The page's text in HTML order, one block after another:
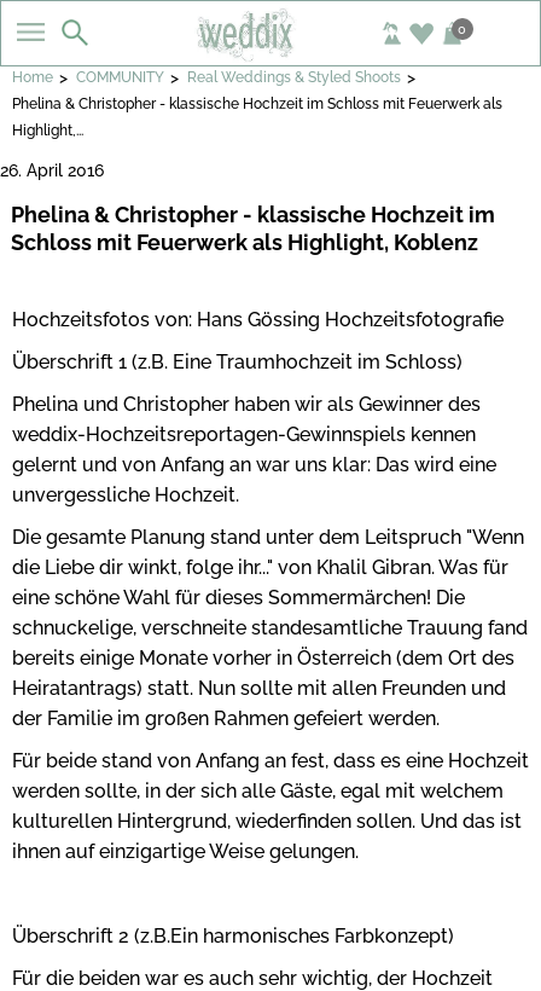
0
Home > COMMUNITY > Real Weddings & Styled Shoots >
Phelina & Christopher - klassische Hochzeit im Schloss mit Feuerwerk als
Highlight,...
26. April 2016
Phelina & Christopher - klassische Hochzeit im
Schloss mit Feuerwerk als Highlight, Koblenz
Hochzeitsfotos von: Hans Gössing Hochzeitsfotografie
Überschrift 1 (z.B. Eine Traumhochzeit im Schloss)
Phelina und Christopher haben wir als Gewinner des
weddix-Hochzeitsreportagen-Gewinnspiels kennen
gelernt und von Anfang an war uns klar: Das wird eine
unvergessliche Hochzeit.
Die gesamte Planung stand unter dem Leitspruch "Wenn
die Liebe dir winkt, folge ihr..." von Khalil Gibran. Was für
eine schöne Wahl für dieses Sommermärchen! Die
schnuckelige, verschneite standesamtliche Trauung fand
bereits einige Monate vorher in Österreich (dem Ort des
Heiratantrags) statt. Nun sollte mit allen Freunden und
der Familie im großen Rahmen gefeiert werden.
Für beide stand von Anfang an fest, dass es eine Hochzeit
werden sollte, in der sich alle Gäste, egal mit welchem
kulturellen Hintergrund, wiederfinden sollen. Und das ist
ihnen auf einzigartige Weise gelungen.
Überschrift 2 (z.B.Ein harmonisches Farbkonzept)
Für die beiden war es auch sehr wichtig, der Hochzeit